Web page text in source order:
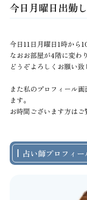
今日月曜日出勤
今日11日月曜日1時から
なおお部屋が4階に変わ
どうぞよろしくお願い致
また私のプロフィール
ます。
お時間ございます方は
占い師プロフィー